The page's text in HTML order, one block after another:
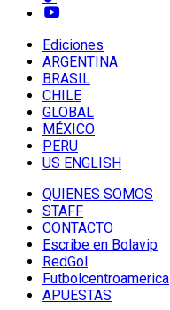
Ediciones
ARGENTINA
BRASIL
CHILE
GLOBAL
MÉXICO
PERU
US ENGLISH
QUIENES SOMOS
STAFF
CONTACTO
Escribe en Bolavip
RedGol
Futbolcentroamerica
APUESTAS